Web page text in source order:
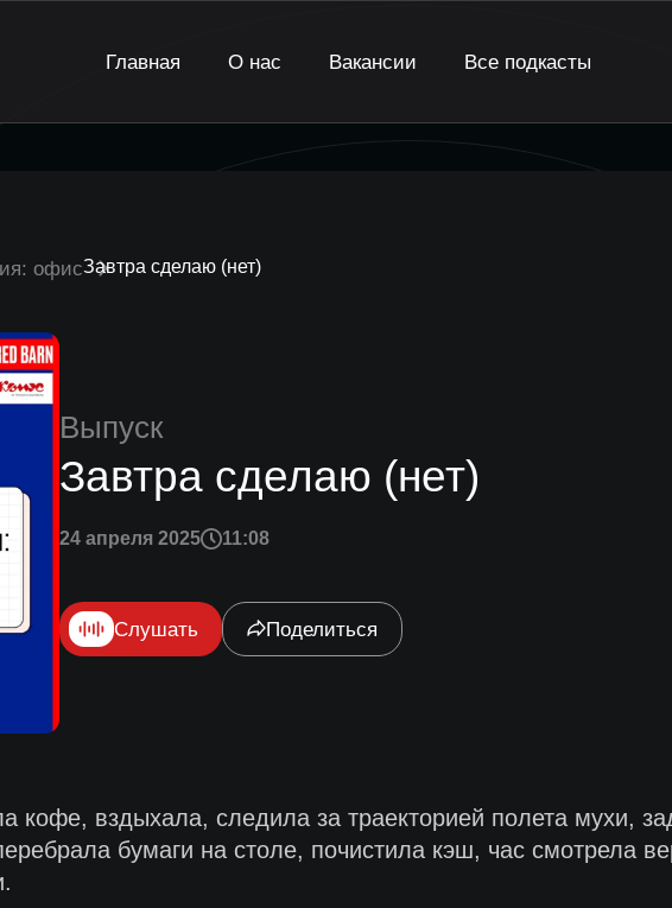
Главная О нас Вакансии Все подкасты
офисЗавтра сделаю (нет)
Выпуск
Завтра сделаю (нет)
24 апреля 2025 11:08
Слушать Поделиться
вздыхала, следила за траекторией полета мухи,
бумаги на столе, почистила кэш, час смотрела